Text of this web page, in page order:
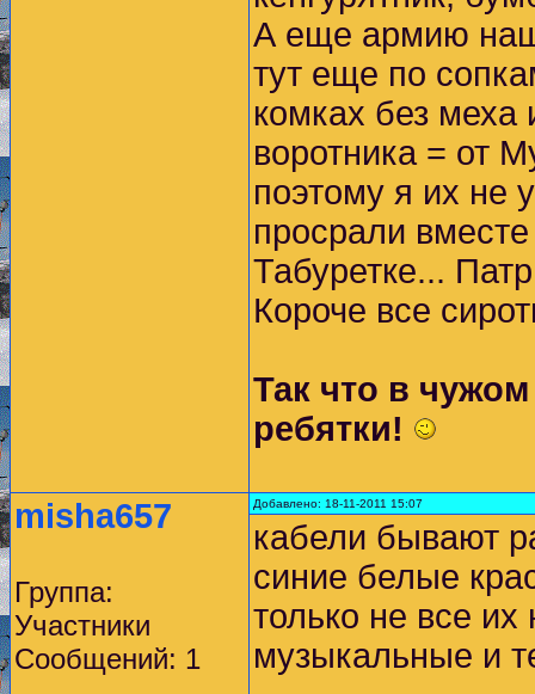
А еще армию
тут еще по
комках без
воротника = от
поэтому я их не
просрали
Табуретке...
Короче все
Так что в
ребятки!
misha657
Группа:
Участники
Сообщений: 1
Добавлено: 18-11-2011 15:07
кабели бывают
синие белые
только не все
музыкальные и